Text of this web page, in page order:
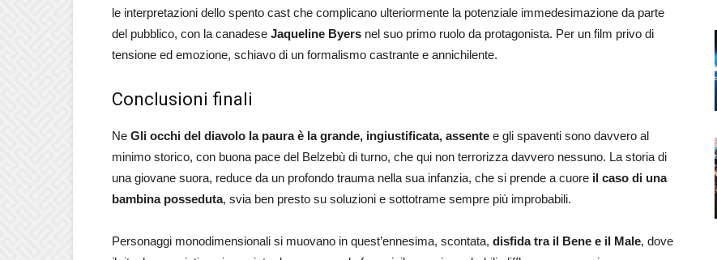
le interpretazioni dello spento cast che complicano ulteriormente la potenziale immedesimazione da parte
del pubblico, con la canadese Jaqueline Byers nel suo primo ruolo da protagonista. Per un film privo di
tensione ed emozione, schiavo di un formalismo castrante e annichilente.
Conclusioni finali
Ne Gli occhi del diavolo la paura è la grande, ingiustificata, assente e gli spaventi sono davvero al
minimo storico, con buona pace del Belzebù di turno, che qui non terrorizza davvero nessuno. La storia di
una giovane suora, reduce da un profondo trauma nella sua infanzia, che si prende a cuore il caso di una
bambina posseduta, svia ben presto su soluzioni e sottotrame sempre più improbabili.
Personaggi monodimensionali si muovano in quest’ennesima, scontata, disfida tra il Bene e il Male, dove